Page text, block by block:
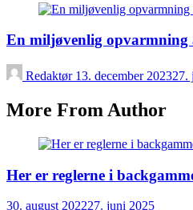
En miljøvenlig opvarmning
Redaktør 13. december 202327.
More From Author
Her er reglerne i
30. august 202227. juni 2025